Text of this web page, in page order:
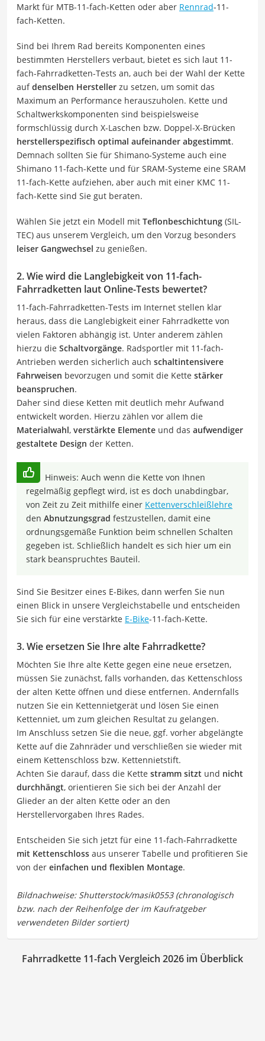
Markt für MTB-11-fach-Ketten oder aber Rennrad-11-
fach-Ketten.
Sind bei Ihrem Rad bereits Komponenten eines
bestimmten Herstellers verbaut, bietet es sich laut 11-
fach-Fahrradketten-Tests an, auch bei der Wahl der Kette
aufdenselben Hersteller zu setzen, um somit das
Maximum an Performance herauszuholen. Kette und
Schaltwerkskomponenten sind beispielsweise
formschlüssig durch X-Laschen bzw. Doppel-X-Brücken
herstellerspezifisch optimal aufeinander abgestimmt.
Demnach sollten Sie für Shimano-Systeme auch eine
Shimano 11-fach-Kette und für SRAM-Systeme eine SRAM
11-fach-Kette aufziehen, aber auch mit einer KMC 11-
fach-Kette sind Sie gut beraten.
Wählen Sie jetzt ein Modell mit Teflonbeschichtung (SIL-
TEC) aus unserem Vergleich, um den Vorzug besonders
leiser Gangwechsel zu genießen.
2. Wie wird die Langlebigkeit von 11-fach-
Fahrradketten laut Online-Tests bewertet?
11-fach-Fahrradketten-Tests im Internet stellen klar
heraus, dass die Langlebigkeit einer Fahrradkette von
vielen Faktoren abhängig ist. Unter anderem zählen
hierzu die Schaltvorgänge. Radsportler mit 11-fach-
Antrieben werden sicherlich auch schaltintensivere
Fahrweisen bevorzugen und somit die Kette stärker
beanspruchen.
Daher sind diese Ketten mit deutlich mehr Aufwand
entwickelt worden. Hierzu zählen vor allem die
Materialwahl, verstärkte Elemente und das aufwendiger
gestaltete Design der Ketten.
Hinweis: Auch wenn die Kette von Ihnen
regelmäßig gepflegt wird, ist es doch unabdingbar,
von Zeit zu Zeit mithilfe einer Kettenverschleißlehre
den Abnutzungsgrad festzustellen, damit eine
ordnungsgemäße Funktion beim schnellen Schalten
gegeben ist. Schließlich handelt es sich hier um ein
stark beanspruchtes Bauteil.
Sind Sie Besitzer eines E-Bikes, dann werfen Sie nun
einen Blick in unsere Vergleichstabelle und entscheiden
Sie sich für eine verstärkte E-Bike-11-fach-Kette.
3. Wie ersetzen Sie Ihre alte Fahrradkette?
Möchten Sie Ihre alte Kette gegen eine neue ersetzen,
müssen Sie zunächst, falls vorhanden, das Kettenschloss
der alten Kette öffnen und diese entfernen. Andernfalls
nutzen Sie ein Kettennietgerät und lösen Sie einen
Kettenniet, um zum gleichen Resultat zu gelangen.
Im Anschluss setzen Sie die neue, ggf. vorher abgelängte
Kette auf die Zahnräder und verschließen sie wieder mit
einem Kettenschloss bzw. Kettennietstift.
Achten Sie darauf, dass die Kette stramm sitzt und nicht
durchhängt, orientieren Sie sich bei der Anzahl der
Glieder an der alten Kette oder an den
Herstellervorgaben Ihres Rades.
Entscheiden Sie sich jetzt für eine 11-fach-Fahrradkette
mit Kettenschloss aus unserer Tabelle und profitieren Sie
von der einfachen und flexiblen Montage.
Fahrradkette 11-fach Vergleich 2026 im Überblick